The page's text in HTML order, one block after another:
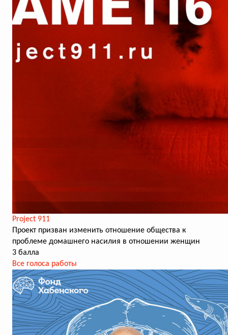
Project 911
Проект призван изменить отношение общества к
проблеме домашнего насилия в отношении женщин
3 балла
Все голоса работы